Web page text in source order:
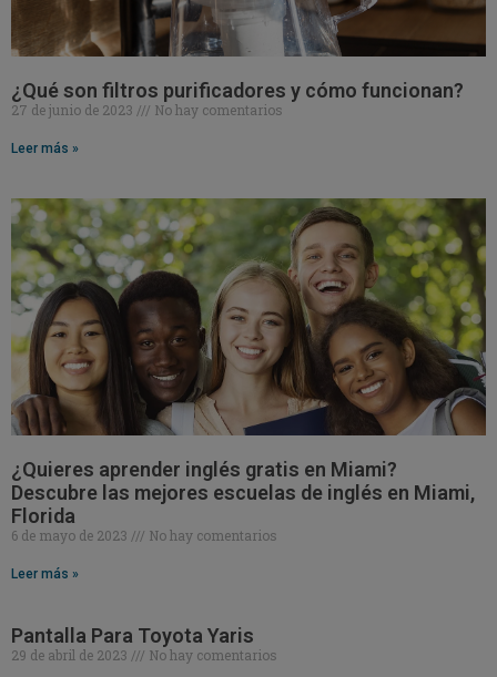
¿Qué son filtros purificadores y cómo funcionan?
27 de junio de 2023 No hay comentarios
Leer más »
¿Quieres aprender inglés gratis en Miami?
Descubre las mejores escuelas de inglés en Miami,
Florida
6 de mayo de 2023 No hay comentarios
Leer más »
Pantalla Para Toyota Yaris
29 de abril de 2023 No hay comentarios